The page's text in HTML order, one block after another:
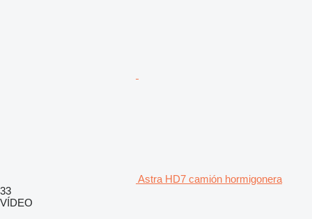
Astra HD7 camión hormigonera
33
VÍDEO